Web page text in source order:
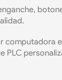
PLC